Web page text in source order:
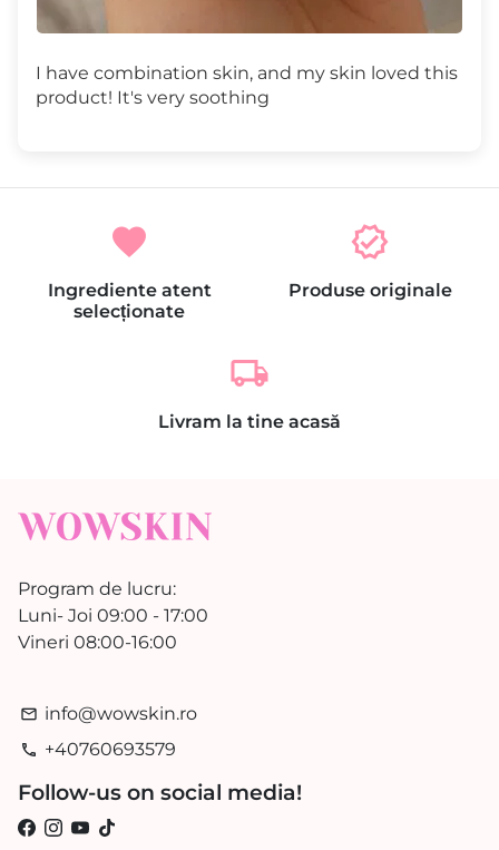
I have combination skin, and my skin loved this
product! It's very soothing
favorite
Ingrediente atent
selecționate
verified
Produse originale
local_shipping
Livram la tine acasă
Program de lucru:
Luni- Joi 09:00 - 17:00
Vineri 08:00-16:00
email info@wowskin.ro
phone +40760693579
Follow-us on social media!